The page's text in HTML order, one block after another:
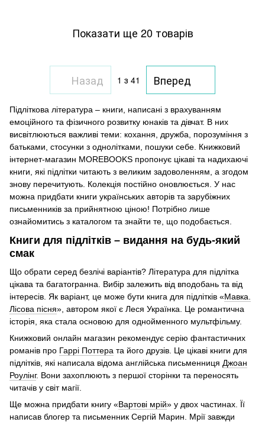
Показати ще 20 товарів
Назад 1 з 41 Вперед
Підліткова література – книги, написані з врахуванням
емоційного та фізичного розвитку юнаків та дівчат. В них
висвітлюються важливі теми: кохання, дружба, порозуміння з
батьками, стосунки з однолітками, пошуки себе. Книжковий
інтернет-магазин MOREBOOKS пропонує цікаві та надихаючі
книги, які підлітки читають з великим задоволенням, а згодом
знову перечитують. Колекція постійно оновлюється. У нас
можна придбати книги українських авторів та зарубіжних
письменників за прийнятною ціною! Потрібно лише
ознайомитись з каталогом та знайти те, що подобається.
Книги для підлітків – видання на будь-який
смак
Що обрати серед безлічі варіантів? Література для підлітка
цікава та багатогранна. Вибір залежить від вподобань та від
інтересів. Як варіант, це може бути книга для підлітків «Мавка.
Лісова пісня», автором якої є Леся Українка. Це романтична
історія, яка стала основою для однойменного мультфільму.
Книжковий онлайн магазин рекомендує серію фантастичних
романів про Гаррі Поттера та його друзів. Це цікаві книги для
підлітків, які написала відома англійська письменниця Джоан
Роулінг. Вони захоплюють з першої сторінки та переносять
читачів у світ магії.
Ще можна придбати книгу «Вартові мрій» у двох частинах. Її
написав блогер та письменник Сергій Марин. Мрії завжди